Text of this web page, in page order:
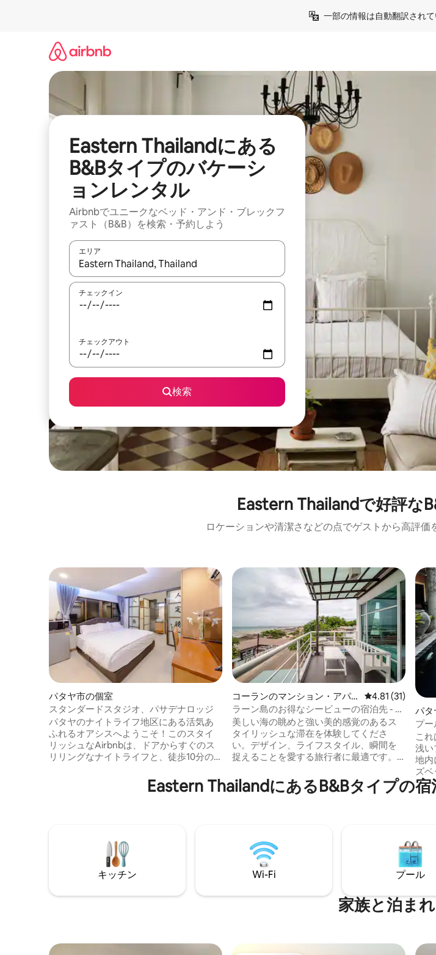
一部の情報は自動翻訳されて
Eastern Thailandにある
B&Bタイプのバケーシ
ョンレンタル
Airbnbでユニークなベッド・アンド・ブレックフ
ァスト（B&B）を検索・予約しよう
エリア
検索結果が表示されたら、上下の矢印キーを使って移動するか、画面をタッチまたはスワイ
チェックイン
チェックアウト
検索
Eastern Thailandで好評な
ロケーションや清潔さなどの点でゲストから高評
パタヤ市の個室
スタンダードスタジオ、パサデナロッジ
パタヤのナイトライフ地区にある活気あ
ふれるオアシスへようこそ！このスタイ
リッシュなAirbnbは、ドアからすぐのス
リリングなナイトライフと、徒歩10分の
ドと高速Wi-Fiを備えた居心地の良いモダ
ンな空間をお楽しみください。活気ある
楽しみください。冒険にもリラクゼーシ
ョンにも最適なAirbnbは、パタヤの理想
的な拠点です。今すぐ予約して、忘れら
れない滞在をお楽しみください！
コーランのマンション・アパ
ート
レビュー31件、
4.81 (31)
ラーン島のお得なシービューの宿泊先 - お
得な客室
美しい海の眺めと強い美的感覚のあるス
タイリッシュな滞在を体験してくださ
い。デザイン、ライフスタイル、瞬間を
捉えることを愛する旅行者に最適です。
スし、オーシャンビューを楽しみ、穏や
かでインスピレーションあふれる環境で
い。 特長： 美しい海の眺め - 美しい、写
真に映えるデザイン - リラックスした落ち
着いた雰囲気
パタ
室
プ
ガロ
こ
浅い
地内
ズ
は
り
ラン
ビテ
スは無料で
のオ
Eastern ThailandにあるB&Bタイプの
キッチン Wi-Fi プール
家族と泊ま